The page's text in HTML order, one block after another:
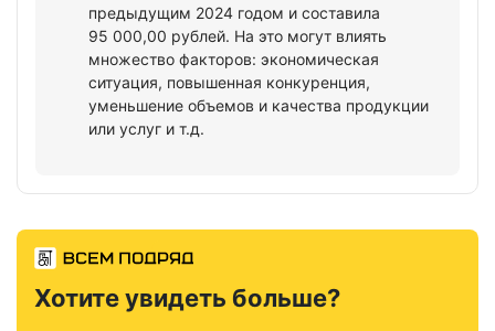
предыдущим 2024 годом и составила
95 000,00 рублей. На это могут влиять
множество факторов: экономическая
ситуация, повышенная конкуренция,
уменьшение объемов и качества продукции
или услуг и т.д.
Хотите увидеть больше?